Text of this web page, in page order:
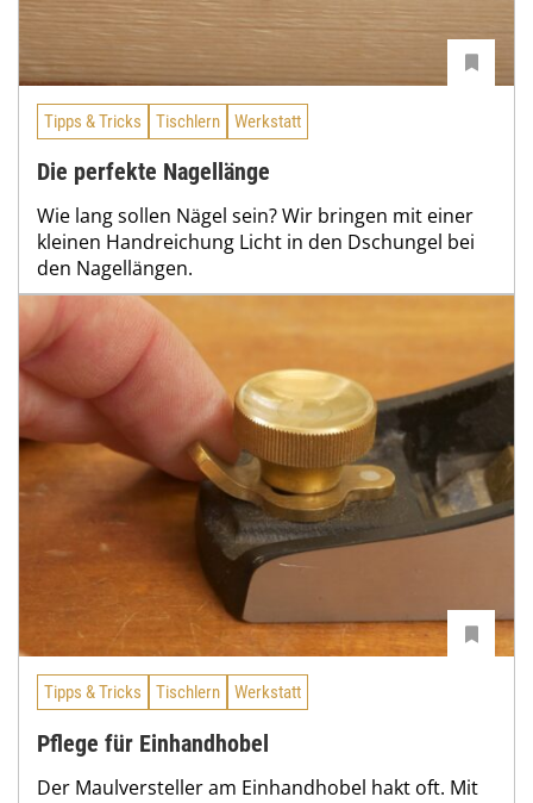
Tipps & Tricks Tischlern Werkstatt
Die perfekte Nagellänge
Wie lang sollen Nägel sein? Wir bringen mit einer
kleinen Handreichung Licht in den Dschungel bei
den Nagellängen.
Tipps & Tricks Tischlern Werkstatt
Pflege für Einhandhobel
Der Maulversteller am Einhandhobel hakt oft. Mit